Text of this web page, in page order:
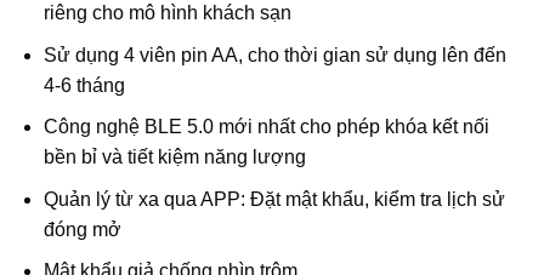
riêng cho mô hình khách sạn
Sử dụng 4 viên pin AA, cho thời gian sử dụng lên đến
4-6 tháng
Công nghệ BLE 5.0 mới nhất cho phép khóa kết nối
bền bỉ và tiết kiệm năng lượng
Quản lý từ xa qua APP: Đặt mật khẩu, kiểm tra lịch sử
đóng mở